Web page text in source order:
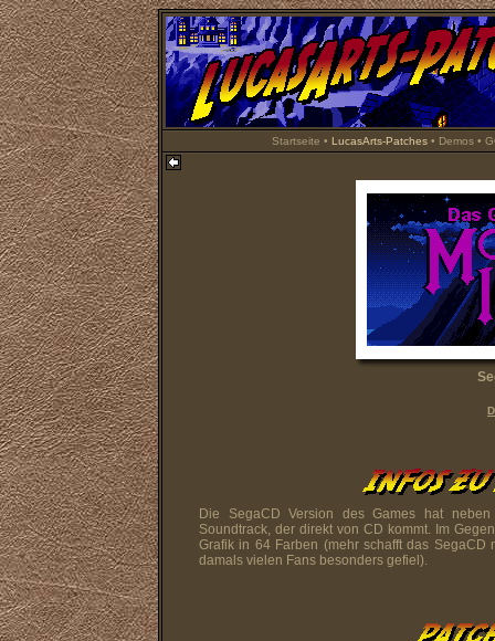
Startseite • LucasArts-Patches• Demos•
Die SegaCD Version des Games hat
Soundtrack, der direkt von CD kommt. Im
Grafik in 64 Farben (mehr schafft das
damals vielen Fans besonders gefiel).